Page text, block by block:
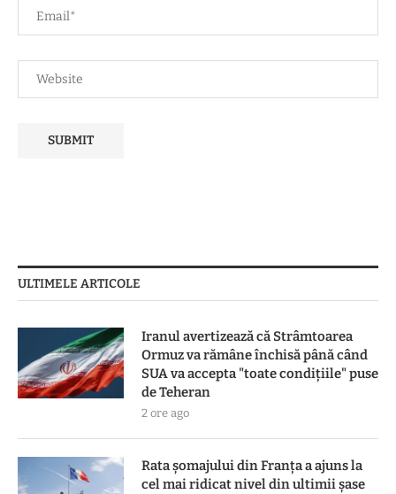
ULTIMELE ARTICOLE
Iranul avertizează că Strâmtoarea
Ormuz va rămâne închisă până când
SUA va accepta "toate condiţiile" puse
de Teheran
2 ore ago
Rata șomajului din Franța a ajuns la
cel mai ridicat nivel din ultimii șase